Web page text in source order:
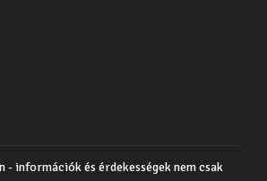
- információk és érdekességek nem csak